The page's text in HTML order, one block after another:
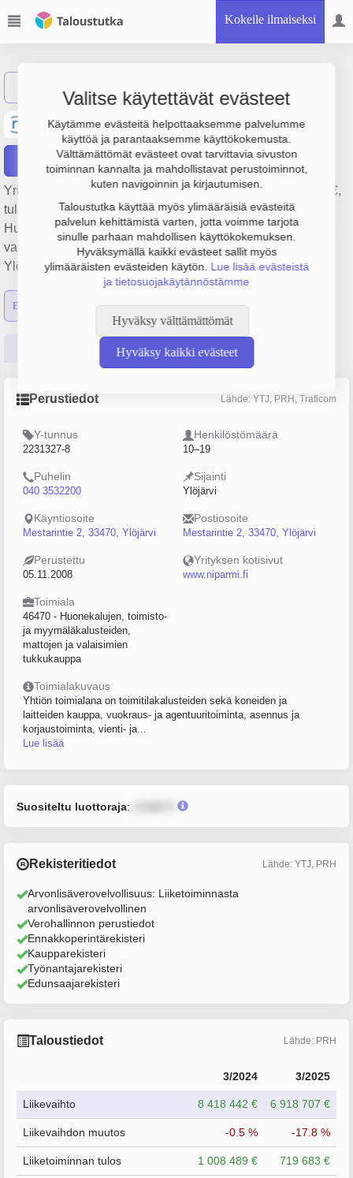
Kokeile ilmaiseksi
Valitse käytettävät evästeet
Käytämme evästeitä helpottaaksemme palvelumme
käyttöä ja parantaaksemme käyttökokemusta.
Välttämättömät evästeet ovat tarvittavia sivuston
toiminnan kannalta ja mahdollistavat perustoiminnot,
kuten navigoinnin ja kirjautumisen.
Taloustutka käyttää myös ylimääräisiä evästeitä
palvelun kehittämistä varten, jotta voimme tarjota
sinulle parhaan mahdollisen käyttökokemuksen.
Hyväksymällä kaikki evästeet sallit myös
ylimääräisten evästeiden käytön. Lue lisää evästeistä
ja tietosuojakäytännöstämme
Hyväksy välttämättömät
Hyväksy kaikki evästeet
Niparmi sisälogistiikka Oy
Raportit
Yrityksen Niparmi sisälogistiikka Oy liikevaihto on 6.9 milj. €,
tulos 720 000 € ja henkilöstömäärä 14. Sen päätoimiala on
Huonekalujen, toimisto- ja myymäläkalusteiden, mattojen ja
valaisimien tukkukauppa, perustamisvuosi 2008 ja sijainti
Ylöjärvi. Yrityksen yhtiömuoto Osakeyhtiö (OY).
Emon luvut Konsernin luvut
Tilinpäätösluvut Päättäjätiedot
Perustiedot Lähde: YTJ, PRH, Traficom
Y-tunnus
2231327-8
Henkilöstömäärä
10–19
Puhelin
040 3532200
Sijainti
Ylöjärvi
Käyntiosoite
Mestarintie 2, 33470, Ylöjärvi
Postiosoite
Mestarintie 2, 33470, Ylöjärvi
Perustettu
05.11.2008
Yrityksen kotisivut
www.niparmi.fi
Toimiala
46470 - Huonekalujen, toimisto-
ja myymäläkalusteiden,
mattojen ja valaisimien
tukkukauppa
Toimialakuvaus
Yhtiön toimialana on toimitilakalusteiden sekä koneiden ja
laitteiden kauppa, vuokraus- ja agentuuritoiminta, asennus ja
korjaustoiminta, vienti- ja...
Lue lisää
Suositeltu luottoraja:
Rekisteritiedot Lähde: YTJ, PRH
Arvonlisäverovelvollisuus: Liiketoiminnasta
arvonlisäverovelvollinen
Verohallinnon perustiedot
Ennakkoperintärekisteri
Kaupparekisteri
Työnantajarekisteri
Edunsaajarekisteri
Taloustiedot Lähde: PRH
3/2024 3/2025
Liikevaihto 8 418 442 € 6 918 707 €
Liikevaihdon muutos -0.5 % -17.8 %
Liiketoiminnan tulos 1 008 489 € 719 683 €